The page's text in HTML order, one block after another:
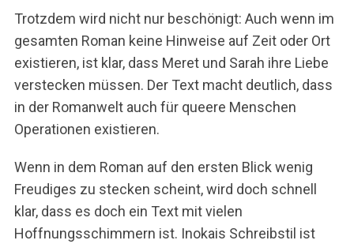
Trotzdem wird nicht nur beschönigt: Auch wenn im
gesamten Roman keine Hinweise auf Zeit oder Ort
existieren, ist klar, dass Meret und Sarah ihre Liebe
verstecken müssen. Der Text macht deutlich, dass
in der Romanwelt auch für queere Menschen
Operationen existieren.
Wenn in dem Roman auf den ersten Blick wenig
Freudiges zu stecken scheint, wird doch schnell
klar, dass es doch ein Text mit vielen
Hoffnungsschimmern ist. Inokais Schreibstil ist